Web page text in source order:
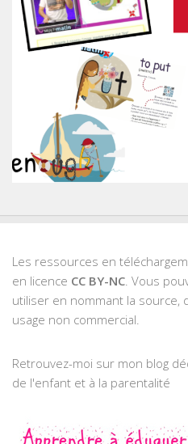
Les ressources en
en licence CC BY-NC. Vous
utiliser en nommant la source,
usage non commercial.
Retrouvez-moi sur mon blog
de l'enfant et à la parentalité